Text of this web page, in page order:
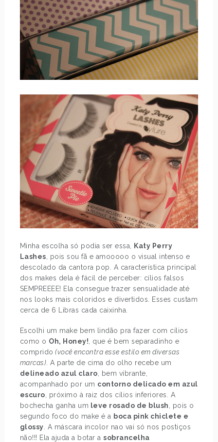
Minha escolha só podia ser essa,
Katy Perry
Lashes , pois sou fã e amooooo o visual intenso e
descolado da cantora pop. A característica principal
dos makes dela é fácil de perceber: cílios falsos
SEMPREEEE! Ela consegue trazer sensualidade até
nos looks mais coloridos e divertidos. Esses custam
cerca de 6 Libras cada caixinha.
Escolhi um make bem lindão pra fazer com cílios
como o Oh, Honey! , que é bem separadinho e
comprido (você encontra esse estilo em diversas
marcas) . A parte de cima do olho recebe um
delineado azul claro , bem vibrante,
acompanhado por um contorno delicado em azul
escuro , próximo à raiz dos cílios inferiores. A
bochecha ganha um leve rosado de blush
, pois o
segundo foco do make é a boca pink chiclete e
glossy . A máscara incolor nao vai só nos postiços
não!!! Ela ajuda a botar asobrancelha